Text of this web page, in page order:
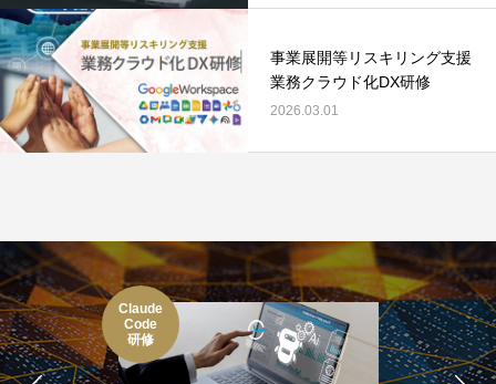
事業展開等リスキリング支援
業務クラウド化DX研修
2026.03.01
Claude
Code
研修